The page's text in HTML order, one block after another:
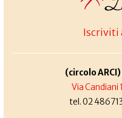
Iscriviti
(circolo
Via Candiani
tel. 02